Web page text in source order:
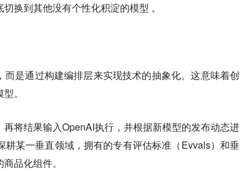
换到其他没有个性化积淀的模型 。
是通过构建编排层来实现技术的抽象化。这意味着创
。
将结果输入OpenAI执行，并根据新模型的发布动态进
某一垂直领域，拥有的专有评估标准（Evvals）和垂
品化组件。